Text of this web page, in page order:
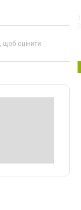
, щоб оцінити